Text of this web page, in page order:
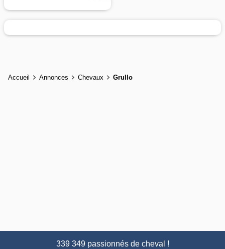
Accueil Annonces Chevaux Grullo
339 349 passionnés de cheval !